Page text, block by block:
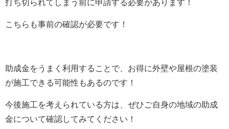
打ち切られてしまう前に申請する必要があります！
こちらも事前の確認が必要です！
助成金をうまく利用することで、お得に外壁や屋根の塗装
が施工できる可能性もあるのです！
今後施工を考えられている方は、ぜひご自身の地域の助成
金について確認してみてください！